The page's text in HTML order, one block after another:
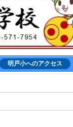
明戸小へのアクセス